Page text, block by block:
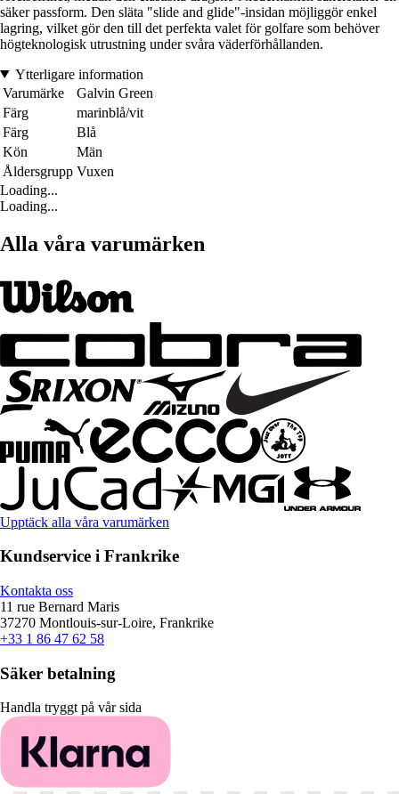
säker passform. Den släta "slide and glide"-insidan möjliggör enkel
lagring, vilket gör den till det perfekta valet för golfare som behöver
högteknologisk utrustning under svåra väderförhållanden.
Ytterligare information
Varumärke
Galvin Green
Färg
marinblå/vit
Färg
Blå
Kön
Män
Åldersgrupp Vuxen
Loading...
Loading...
Alla våra varumärken
Upptäck alla våra varumärken
Kundservice i Frankrike
Kontakta oss
11 rue Bernard Maris
37270 Montlouis-sur-Loire, Frankrike
+33 1 86 47 62 58
Säker betalning
Handla tryggt på vår sida